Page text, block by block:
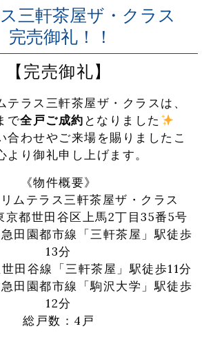
三軒茶屋ザ・クラス
完売御礼！！
【完売御礼】
テラス三軒茶屋ザ・ クラスは、
で全戸ご成約 となりました
合わせやご来場を賜りましたこ
より御礼申し上げます。
《物件概要》
リムテラス三軒茶屋ザ・クラス
京都世田谷区上馬2丁目35番5号
田園都市線「三軒茶屋 」駅徒歩
13分
谷線「三軒茶屋 」駅徒歩11分
市線「駒沢大学」駅徒歩
12分
総戸数：4戸